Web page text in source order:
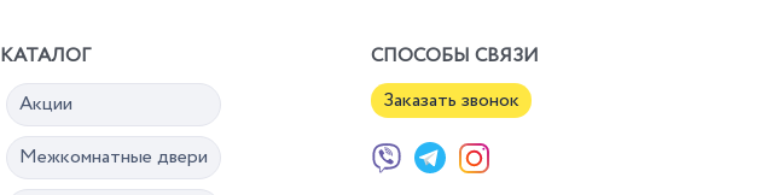
КАТАЛОГ
Акции
Межкомнатные двери
СПОСОБЫ СВЯЗИ
Заказать звонок